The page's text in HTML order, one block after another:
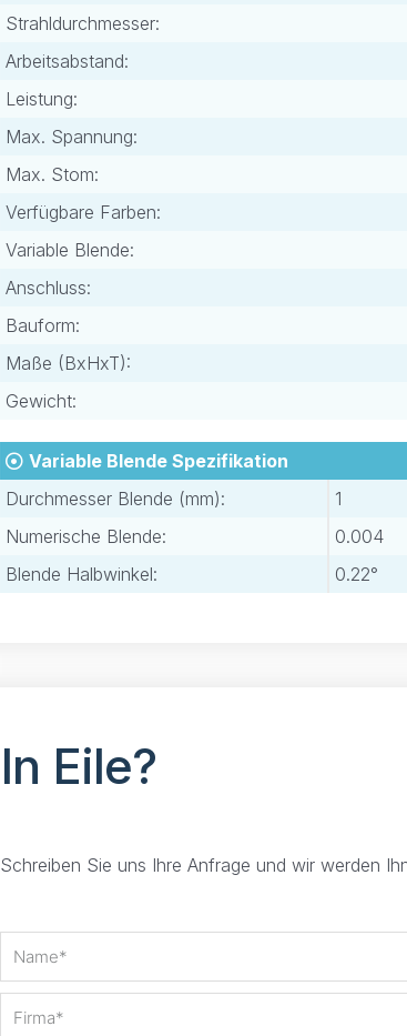
Strahldurchmesser:
Arbeitsabstand:
Leistung:
Max. Spannung:
Max. Stom:
Verfügbare Farben:
Variable Blende:
Anschluss:
Bauform:
Maße (BxHxT):
Gewicht:
Variable Blende Spezifikation
Durchmesser Blende (mm):
1
Numerische Blende:
0.004
Blende Halbwinkel:
0.22°
In Eile?
Schreiben Sie uns Ihre Anfrage und wir werden